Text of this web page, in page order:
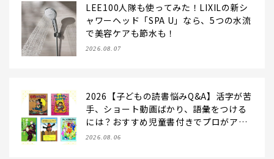
LEE100人隊も使ってみた！LIXILの新シ
ャワーヘッド「SPA U」なら、5つの水流
で美容ケアも節水も！
2026.08.07
2026【子どもの読書悩みQ&A】活字が苦
手、ショート動画ばかり、語彙をつける
には？おすすめ児童書付きでプロがアン
サー！
2026.08.06